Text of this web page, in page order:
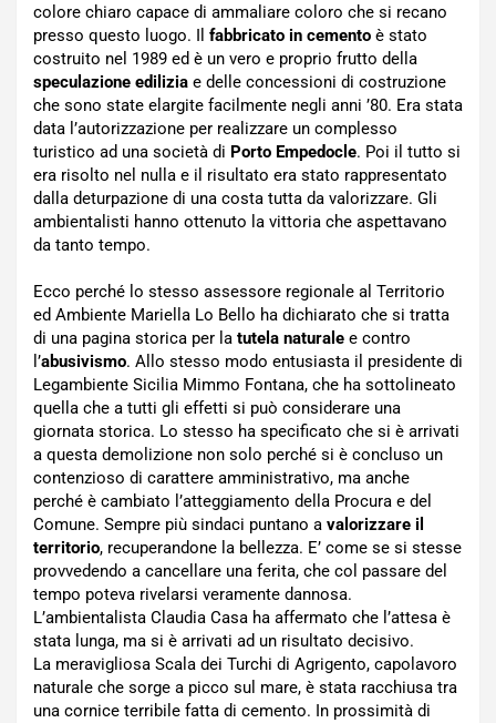
colore chiaro capace di ammaliare coloro che si recano
presso questo luogo. Il fabbricato in cemento è stato
costruito nel 1989 ed è un vero e proprio frutto della
speculazione edilizia e delle concessioni di costruzione
che sono state elargite facilmente negli anni ’80. Era stata
data l’autorizzazione per realizzare un complesso
turistico ad una società di Porto Empedocle. Poi il tutto si
era risolto nel nulla e il risultato era stato rappresentato
dalla deturpazione di una costa tutta da valorizzare. Gli
ambientalisti hanno ottenuto la vittoria che aspettavano
da tanto tempo.
Ecco perché lo stesso assessore regionale al Territorio
ed Ambiente Mariella Lo Bello ha dichiarato che si tratta
di una pagina storica per la tutela naturale e contro
l’abusivismo. Allo stesso modo entusiasta il presidente di
Legambiente Sicilia Mimmo Fontana, che ha sottolineato
quella che a tutti gli effetti si può considerare una
giornata storica. Lo stesso ha specificato che si è arrivati
a questa demolizione non solo perché si è concluso un
contenzioso di carattere amministrativo, ma anche
perché è cambiato l’atteggiamento della Procura e del
Comune. Sempre più sindaci puntano a valorizzare il
territorio, recuperandone la bellezza. E’ come se si stesse
provvedendo a cancellare una ferita, che col passare del
tempo poteva rivelarsi veramente dannosa.
L’ambientalista Claudia Casa ha affermato che l’attesa è
stata lunga, ma si è arrivati ad un risultato decisivo.
La meravigliosa Scala dei Turchi di Agrigento, capolavoro
naturale che sorge a picco sul mare, è stata racchiusa tra
una cornice terribile fatta di cemento. In prossimità di